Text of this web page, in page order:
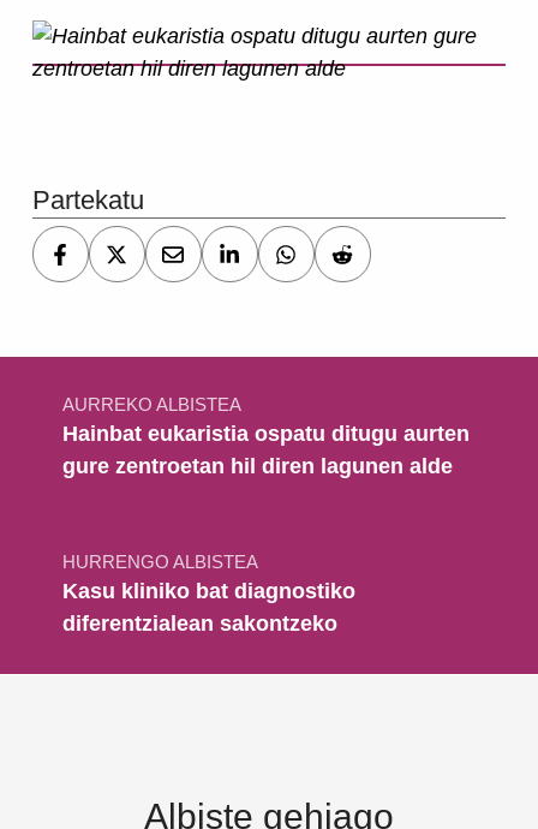
Partekatu
Bidalketetan zehar nabigatu
AURREKO ALBISTEA
Hainbat eukaristia ospatu ditugu aurten
gure zentroetan hil diren lagunen alde
HURRENGO ALBISTEA
Kasu kliniko bat diagnostiko
diferentzialean sakontzeko
Albiste gehiago